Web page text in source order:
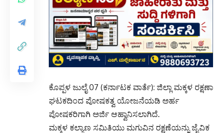
ಕೊಪ್ಪಳ ಜುಲೈ 07 (ಕರ್ನಾಟಕ ವಾರ್ತೆ): ಜಿಲ್ಲಾ ಮಕ್ಕಳ ರಕ್ಷಣಾ
ಘಟಕದಿಂದ ಪೋಷಕತ್ವ ಯೋಜನೆಯಡಿ ಅರ್ಹ
ಪೋಷಕರಿಗಾಗಿ ಅರ್ಜಿ ಆಹ್ವಾನಿಸಲಾಗಿದೆ.
ಮಕ್ಕಳ ಕಲ್ಯಾಣ ಸಮಿತಿಯು ಮಗುವಿನ ರಕ್ಷಣೆಯನ್ನು ಜೈವಿಕ